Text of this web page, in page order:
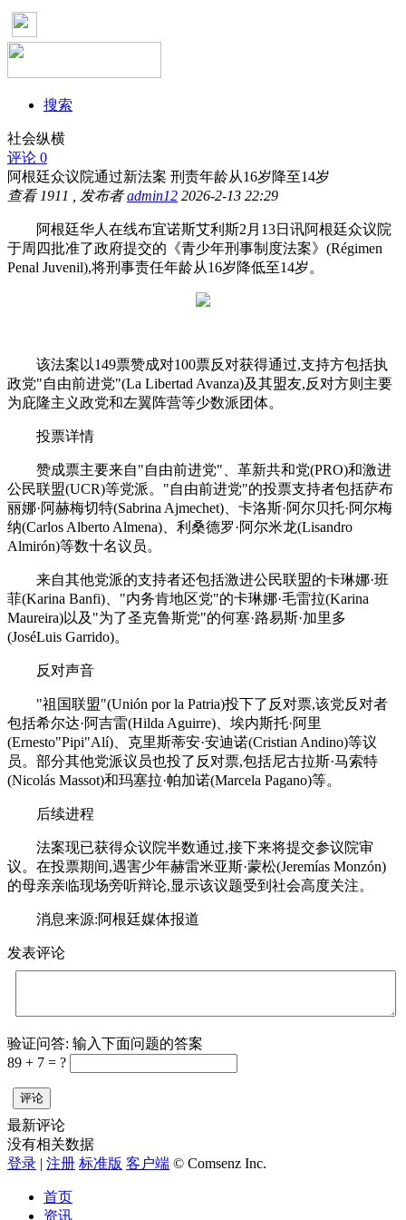
搜索
社会纵横
评论 0
阿根廷众议院通过新法案 刑责年龄从16岁降至14岁
查看 1911 , 发布者admin12 2026-2-13 22:29
阿根廷华人在线布宜诺斯艾利斯2月13日讯阿根廷众议院
于周四批准了政府提交的《青少年刑事制度法案》(Régimen
Penal Juvenil),将刑事责任年龄从16岁降低至14岁。
该法案以149票赞成对100票反对获得通过,支持方包括执
政党"自由前进党"(La Libertad Avanza)及其盟友,反对方则主要
为庇隆主义政党和左翼阵营等少数派团体。
投票详情
赞成票主要来自"自由前进党"、革新共和党(PRO)和激进
公民联盟(UCR)等党派。"自由前进党"的投票支持者包括萨布
丽娜·阿赫梅切特(Sabrina Ajmechet)、卡洛斯·阿尔贝托·阿尔梅
纳(Carlos Alberto Almena)、利桑德罗·阿尔米龙(Lisandro
Almirón)等数十名议员。
来自其他党派的支持者还包括激进公民联盟的卡琳娜·班
菲(Karina Banfi)、"内务肯地区党"的卡琳娜·毛雷拉(Karina
Maureira)以及"为了圣克鲁斯党"的何塞·路易斯·加里多
(JoséLuis Garrido)。
反对声音
"祖国联盟"(Unión por la Patria)投下了反对票,该党反对者
包括希尔达·阿吉雷(Hilda Aguirre)、埃内斯托·阿里
(Ernesto"Pipi"Alí)、克里斯蒂安·安迪诺(Cristian Andino)等议
员。部分其他党派议员也投了反对票,包括尼古拉斯·马索特
(Nicolás Massot)和玛塞拉·帕加诺(Marcela Pagano)等。
后续进程
法案现已获得众议院半数通过,接下来将提交参议院审
议。在投票期间,遇害少年赫雷米亚斯·蒙松(Jeremías Monzón)
的母亲亲临现场旁听辩论,显示该议题受到社会高度关注。
消息来源:阿根廷媒体报道
发表评论
验证问答: 输入下面问题的答案
89 + 7 = ?
评论
最新评论
没有相关数据
登录 | 注册 标准版 客户端 © Comsenz Inc.
首页
资讯